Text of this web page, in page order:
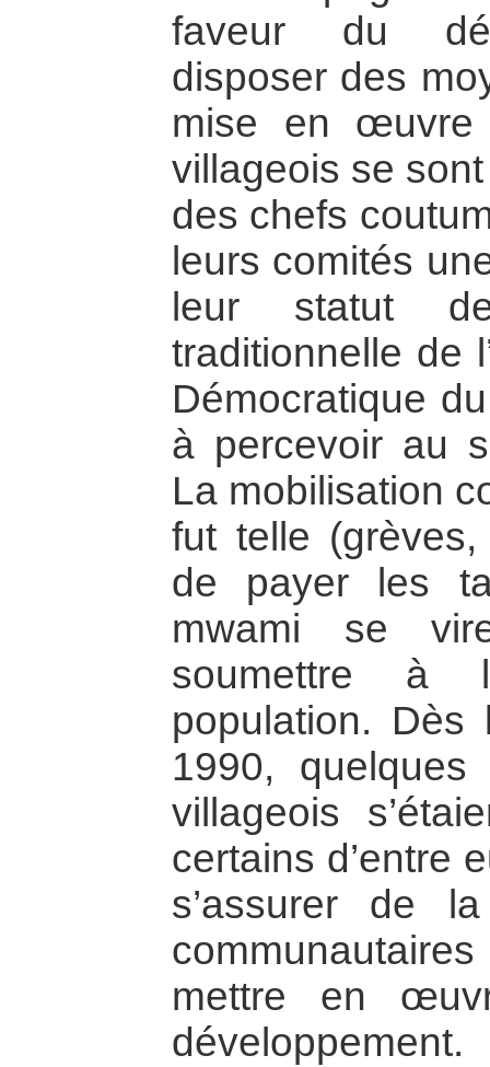
faveur du
disposer des
mise en œuvre
villageois se
des chefs
leurs comités
leur statut
traditionnelle de
Démocratique
à percevoir au
La mobilisation
fut telle
de payer les
mwami se
soumettre
population.
1990,
villageois
certains d’entre
s’assurer de
mettre en
développement.